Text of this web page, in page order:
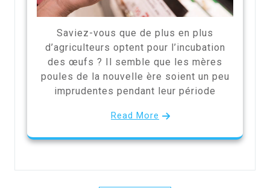
Saviez-vous que de plus en plus
d’agriculteurs optent pour l’incubation
des œufs ? Il semble que les mères
poules de la nouvelle ère soient un peu
imprudentes pendant leur période
Read More